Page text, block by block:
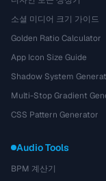
소셜 미디어 크기 가이드
Golden Ratio Calculator
App Icon Size Guide
Shadow System
Multi-Stop Gradient
CSS Pattern Generator
Audio Tools
BPM 계산기